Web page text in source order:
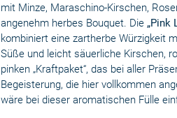
mit Minze, Maraschino-Kirschen,
angenehm herbes Bouquet. Die „Pink
kombiniert eine zartherbe Würzigkeit
Süße und leicht säuerliche Kirschen,
pinken „Kraftpaket“, das bei aller
Begeisterung, die hier vollkommen
wäre bei dieser aromatischen Fülle